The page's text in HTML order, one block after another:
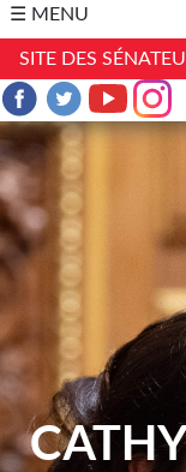
☰ MENU
SITE DES